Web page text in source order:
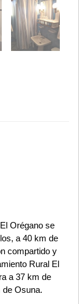
Orégano se
a 40 km de
compartido y
Rural El
a 37 km de
de Osuna.